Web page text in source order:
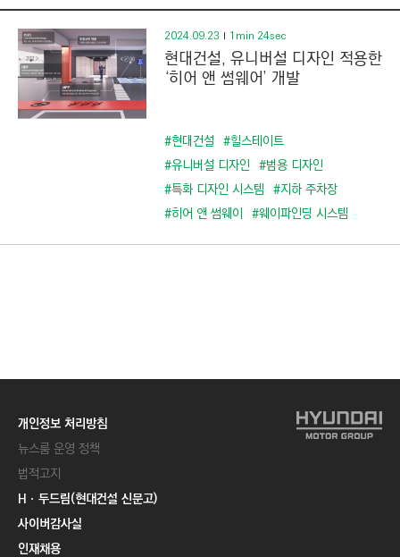
O
N
S
T
R
2024.09.23 1min 24sec
현대건설, 유니버설 디자인 적용한
‘히어 앤 썸웨어’ 개발
#현대건설 #힐스테이트
#유니버설 디자인 #범용 디자인
#특화 디자인 시스템 #지하 주차장
#히어 앤 썸웨이 #웨이파인딩 시스템
개인정보 처리방침
뉴스룸 운영 정책
법적고지
Hㆍ두드림(현대건설 신문고)
사이버감사실
인재채용